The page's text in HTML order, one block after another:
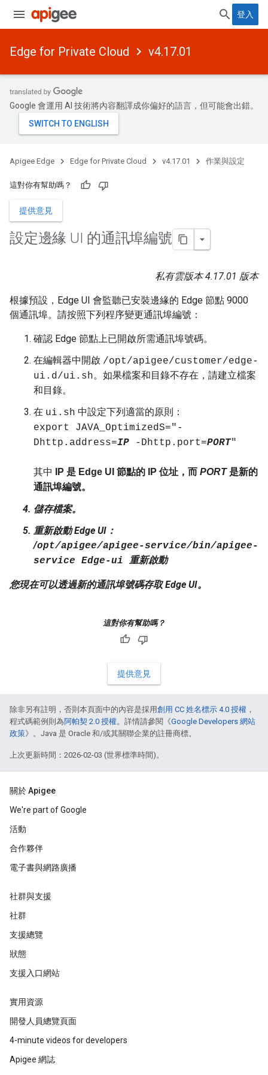
登入
Edge for Private Cloud v4.17.01
Google 會運用 AI 技術將內容翻譯成你偏好的語言，但可能會出錯。
Apigee Edge Edge for Private Cloud v4.17.01 作業與設定
這對你有幫助嗎？
提供意見
設定邊緣 UI 的通訊埠編號
私有雲版本 4.17.01 版本
根據預設，Edge UI 會監聽已安裝邊緣的 Edge 節點 9000
個通訊埠。請按照下列程序變更通訊埠編號：
確認 Edge 節點上已開啟所需通訊埠號碼。
在編輯器中開啟 /opt/apigee/customer/edge-
ui.d/ui.sh。如果檔案和目錄不存在，請建立檔案
和目錄。
在 ui.sh 中設定下列適當的原則：
export JAVA_OptimizedS="-
Dhttp.address=IP -Dhttp.port=PORT"
其中 IP 是 Edge UI 節點的 IP 位址，而 PORT是新的
通訊埠編號。
儲存檔案。
重新啟動 Edge UI：
/opt/apigee/apigee-service/bin/apigee-
service Edge-ui 重新啟動
您現在可以透過新的通訊埠號碼存取 Edge UI。
這對你有幫助嗎？
提供意見
除非另有註明，否則本頁面中的內容是採用創用 CC 姓名標示 4.0 授權 ，
程式碼範例則為阿帕契 2.0 授權。詳情請參閱《Google Developers 網站
政策》。Java 是 Oracle 和/或其關聯企業的註冊商標。
上次更新時間：2026-02-03 (世界標準時間)。
關於 Apigee
We're part of Google
活動
合作夥伴
電子書與網路廣播
社群與支援
社群
支援總覽
狀態
支援入口網站
實用資源
開發人員總覽頁面
4-minute videos for developers
Apigee 網誌